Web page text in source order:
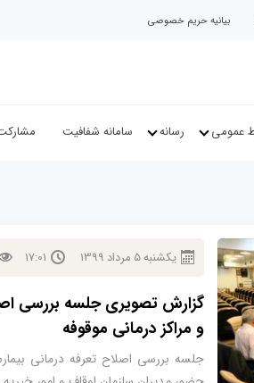
بیانیه حریم خصوصی
عمومی رسانه سامانه شفافیت
يكشنبه5 مرداد 1399
17:01
گزارش تصویری جلسه بررسی
و مراکز درمانی موقوفه
جلسه بررسی اصلاح تعرفه درمانی